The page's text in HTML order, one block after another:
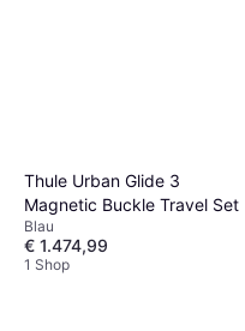
Thule Urban Glide 3
Magnetic Buckle Travel Set
Blau
€ 1.474,99
1 Shop